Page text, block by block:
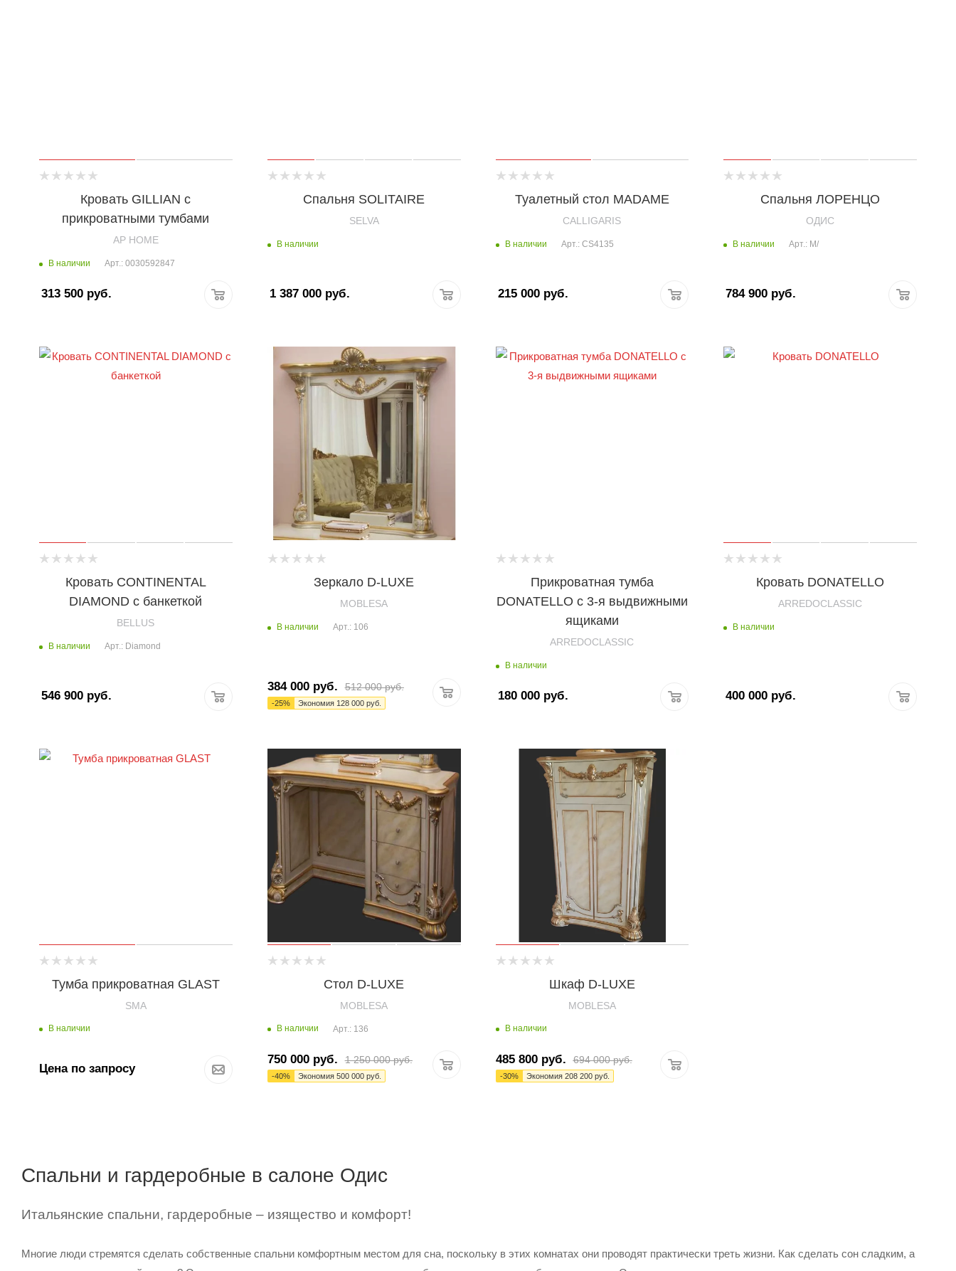
Кровать GILLIAN c
прикроватными тумбами
AP HOME
В наличии Арт.: 0030592847
313 500 руб.
Спальня SOLITAIRE
SELVA
В наличии
1 387 000руб.
Туалетный стол MADAME
CALLIGARIS
В наличии Арт.: CS4135
215 000руб.
Спальня ЛОРЕНЦО
OДИС
В наличии Арт.: М/
784 900 руб.
Кровать CONTINENTAL
DIAMOND с банкеткой
BELLUS
В наличии Арт.: Diamond
546 900 руб.
Зеркало D-LUXE
MOBLESA
В наличии Арт.: 106
384 000руб. 512 000руб.
-25% Экономия 128 000руб.
Прикроватная тумба
DONATELLO с 3-я выдвижными
ящиками
ARREDOCLASSIC
В наличии
180 000руб.
Кровать DONATELLO
ARREDOCLASSIC
В наличии
400 000 руб.
Тумба прикроватная GLAST
SMA
В наличии
Цена по запросу
Cтол D-LUXE
MOBLESA
В наличии Арт.: 136
750 000руб. 1 250 000руб.
-40% Экономия 500 000руб.
Шкаф D-LUXE
MOBLESA
В наличии
485 800руб. 694 000руб.
-30% Экономия 208 200руб.
Спальни и гардеробные в салоне Одис
Итальянские спальни, гардеробные – изящество и комфорт!
Многие люди стремятся сделать собственные спальни комфортным местом для сна, поскольку в этих комнатах они проводят практически треть жизни. Как сделать сон сладким, а